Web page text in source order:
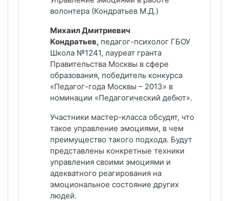
волонтера (Кондратьев М.Д.)
Михаил Дмитриевич
Кондратьев, педагог-психолог ГБОУ
Школа №1241, лауреат гранта
Правительства Москвы в сфере
образования, победитель конкурса
«Педагог-года Москвы – 2013» в
номинации «Педагогический дебют».
Участники мастер-класса обсудят, что
такое управление эмоциями, в чем
преимущество такого подхода. Будут
представлены конкретные техники
управления своими эмоциями и
адекватного реагирования на
эмоциональное состояние других
людей.